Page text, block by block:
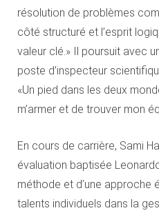
résolution de problèmes
côté structuré et l’esprit
valeur clé.» Il poursuit avec
poste d’inspecteur
«Un pied dans les deux
m’armer et de trouver mon
En cours de carrière, Sami
évaluation baptisée Leonardo
méthode et d’une approche
talents individuels dans la